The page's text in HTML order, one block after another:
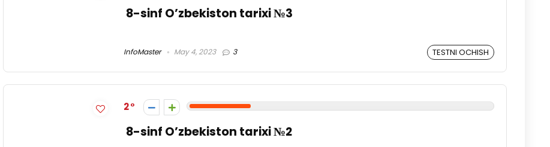
8-sinf O’zbekiston tarixi №3
InfoMaster May 4, 2023 3 TESTNI OCHISH
2
8-sinf O’zbekiston tarixi №2